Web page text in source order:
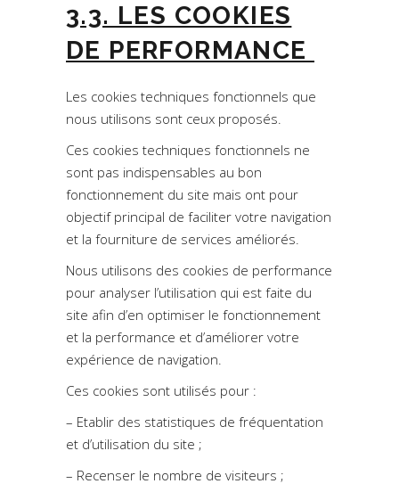
3.3. LES COOKIES
DE PERFORMANCE
Les cookies techniques fonctionnels que
nous utilisons sont ceux proposés.
Ces cookies techniques fonctionnels ne
sont pas indispensables au bon
fonctionnement du site mais ont pour
objectif principal de faciliter votre navigation
et la fourniture de services améliorés.
Nous utilisons des cookies de performance
pour analyser l’utilisation qui est faite du
site afin d’en optimiser le fonctionnement
et la performance et d’améliorer votre
expérience de navigation.
Ces cookies sont utilisés pour :
– Etablir des statistiques de fréquentation
et d’utilisation du site ;
– Recenser le nombre de visiteurs ;